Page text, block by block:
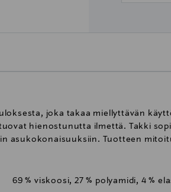
joka takaa miellyttävän
hienostunutta ilmettä. Takki
asukokonaisuuksiin. Tuotteen
69 % viskoosi, 27 % polyamidi, 4 %